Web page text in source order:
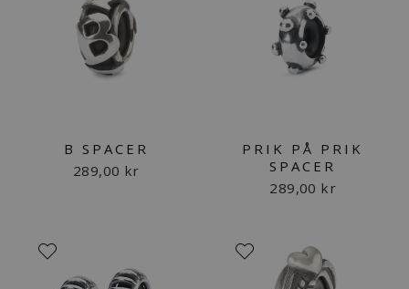
B SPACER
289,00 kr
PRIK PÅ PRIK
SPACER
289,00 kr